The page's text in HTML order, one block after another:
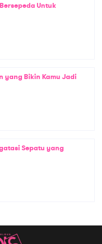
Untuk
yang Bikin Kamu Jadi
Sepatu yang